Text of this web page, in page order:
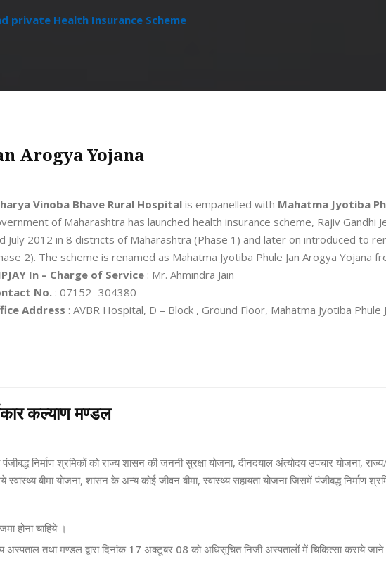
private Health Insurance Scheme
Arogya Yojana
Vinoba Bhave Rural Hospitalis empanelled with Mahatma Jyotiba
of Maharashtra has launched health insurance scheme, Rajiv Gandhi
July 2012 in 8 districts of Maharashtra (Phase 1) and later on introduced to
2). The scheme is renamed as Mahatma Jyotiba Phule Jan Arogya Yojana
In – Charge of Service: Mr. Ahmindra Jain
No. : 07152- 304380
Address : AVBR Hospital, D – Block , Ground Floor, Mahatma Jyotiba Phule
कल्याण मण्डल
निर्माण श्रमिकों को राज्य शासन की जननी सुरक्षा योजना, दीनदयाल अंत्योदय उपचार योजना, राज्य/
बीमा योजना, शासन के अन्य कोई जीवन बीमा, स्वास्थ्य सहायता योजना जिसमें पंजीबद्ध निर्माण
होना चाहिये ।
तथा मण्डल द्वारा दिनांक 17 अक्टूबर 08 को अधिसूचित निजी अस्पतालों में चिकित्सा कराये